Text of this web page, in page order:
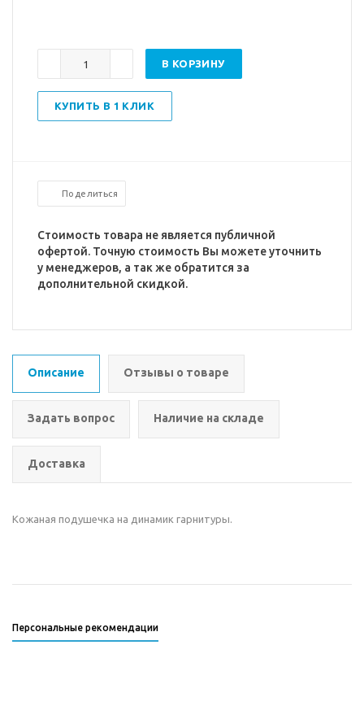
В КОРЗИНУ
КУПИТЬ В 1 КЛИК
Поделиться
Стоимость товара не является публичной
офертой. Точную стоимость Вы можете уточнить
у менеджеров, а так же обратится за
дополнительной скидкой.
Описание Отзывы о товаре
Задать вопрос Наличие на складе
Доставка
Кожаная подушечка на динамик гарнитуры.
Персональные рекомендации